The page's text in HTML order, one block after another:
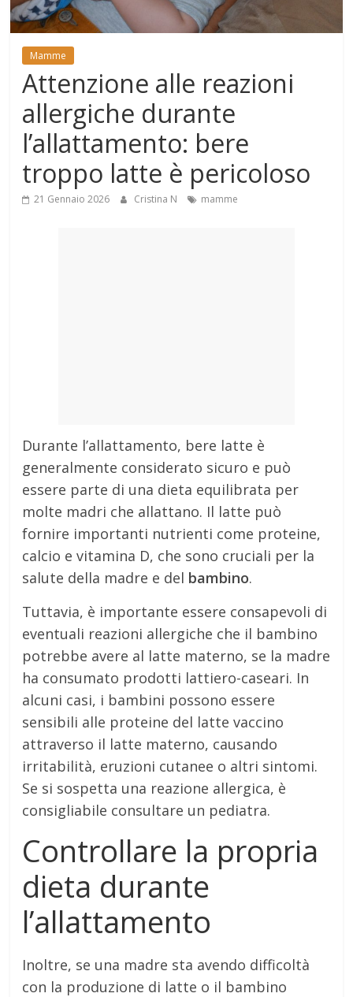
Mondo
Mamme
Attenzione alle reazioni
allergiche durante
l’allattamento: bere
troppo latte è pericoloso
21 Gennaio 2026 Cristina N mamme
Durante l’allattamento, bere latte è
generalmente considerato sicuro e può
essere parte di una dieta equilibrata per
molte madri che allattano. Il latte può
fornire importanti nutrienti come proteine,
calcio e vitamina D, che sono cruciali per la
salute della madre e del bambino.
Tuttavia, è importante essere consapevoli di
eventuali reazioni allergiche che il bambino
potrebbe avere al latte materno, se la madre
ha consumato prodotti lattiero-caseari. In
alcuni casi, i bambini possono essere
sensibili alle proteine del latte vaccino
attraverso il latte materno, causando
irritabilità, eruzioni cutanee o altri sintomi.
Se si sospetta una reazione allergica, è
consigliabile consultare un pediatra.
Controllare la propria
dieta durante
l’allattamento
Inoltre, se una madre sta avendo difficoltà
con la produzione di latte o il bambino